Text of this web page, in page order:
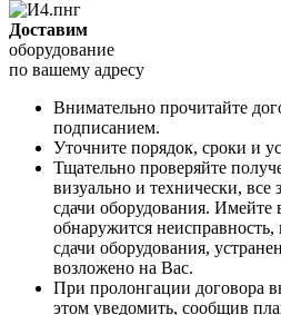
Доставим
оборудование
по вашему адресу
Внимательно прочитайте
подписанием.
Уточните порядок, сроки и
Тщательно проверяйте
визуально и технически, все
сдачи оборудования. Имейте
обнаружится
сдачи оборудования,
возложено на Вас.
При пролонгации договора
этом уведомить, сообщив